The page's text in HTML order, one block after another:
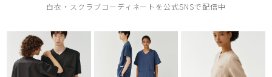
白衣・スクラブコーディネートを公式SNSで配信中